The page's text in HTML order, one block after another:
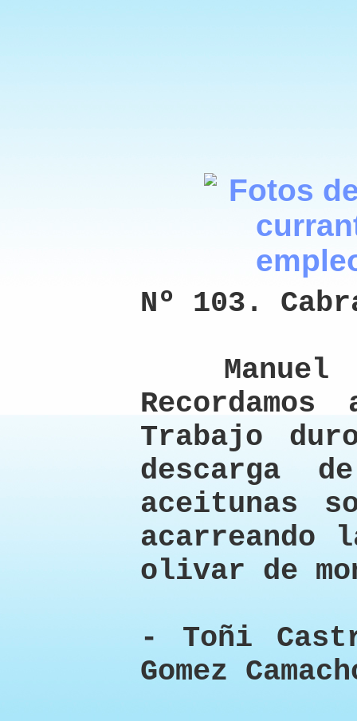
Nº 103.
Manuel
Trabajo
descarga
aceitunas
acarreando
olivar de
- Toñi
Gomez